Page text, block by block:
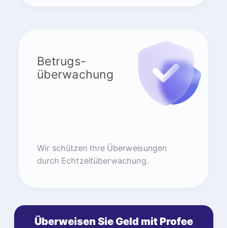
Betrugs-
überwachung
Wir schützen Ihre Überweisungen
durch Echtzeitüberwachung.
Überweisen Sie Geld mit Profee